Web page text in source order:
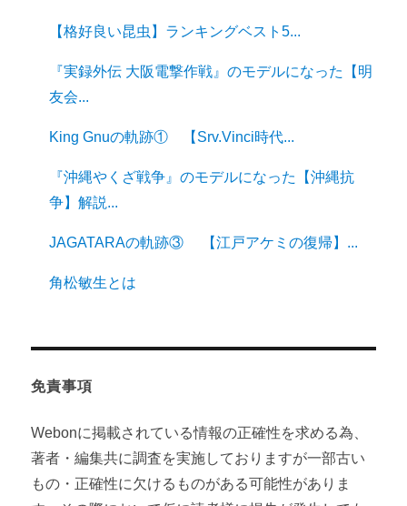
【格好良い昆虫】ランキングベスト5...
『実録外伝 大阪電撃作戦』のモデルになった【明
友会...
King Gnuの軌跡① 【Srv.Vinci時代...
『沖縄やくざ戦争』のモデルになった【沖縄抗
争】解説...
JAGATARAの軌跡③ 【江戸アケミの復帰】...
角松敏生とは
免責事項
Webonに掲載されている情報の正確性を求める為、
著者・編集共に調査を実施しておりますが一部古い
もの・正確性に欠けるものがある可能性がありま